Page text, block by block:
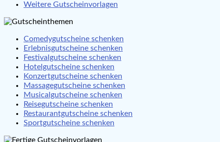
Weitere Gutscheinvorlagen
Comedygutscheine schenken
Erlebnisgutscheine schenken
Festivalgutscheine schenken
Hotelgutscheine schenken
Konzertgutscheine schenken
Massagegutscheine schenken
Musicalgutscheine schenken
Reisegutscheine schenken
Restaurantgutscheine schenken
Sportgutscheine schenken